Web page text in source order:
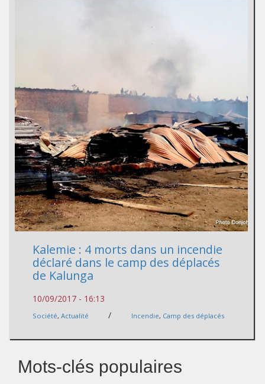
Kalemie : 4 morts dans un incendie
déclaré dans le camp des déplacés
de Kalunga
10/09/2017 - 16:13
Société, Actualité / Incendie, Camp des déplacés
Mots-clés populaires